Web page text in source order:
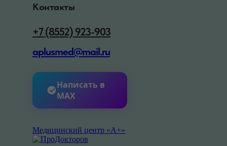
Контакты
aplusmed@mail.ru
+7 (8552) 923-903
Медицинский центр «А+»
Написать в
MAX